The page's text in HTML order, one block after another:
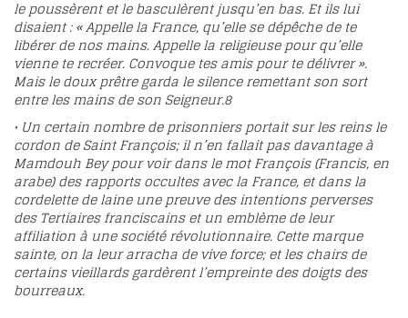
le poussèrent et le basculèrent jusqu’en bas. Et ils lui
disaient : « Appelle la France, qu’elle se dépêche de te
libérer de nos mains. Appelle la religieuse pour qu’elle
vienne te recréer. Convoque tes amis pour te délivrer ».
Mais le doux prêtre garda le silence remettant son sort
entre les mains de son Seigneur.8
• Un certain nombre de prisonniers portait sur les reins le
cordon de Saint François; il n’en fallait pas davantage à
Mamdouh Bey pour voir dans le mot François (Francis, en
arabe) des rapports occultes avec la France, et dans la
cordelette de laine une preuve des intentions perverses
des Tertiaires franciscains et un emblème de leur
affiliation à une société révolutionnaire. Cette marque
sainte, on la leur arracha de vive force; et les chairs de
certains vieillards gardèrent l’empreinte des doigts des
bourreaux.